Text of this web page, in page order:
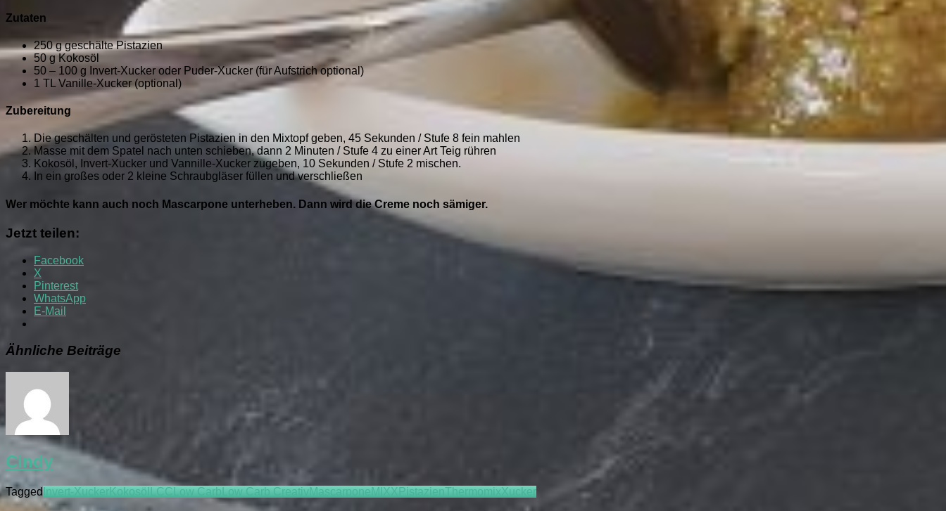
Zutaten
250 g geschälte Pistazien
50 g Kokosöl
50 – 100 g Invert-Xucker oder Puder-Xucker (für Aufstrich optional)
1 TL Vanille-Xucker (optional)
Zubereitung
Die geschälten und gerösteten Pistazien in den Mixtopf geben, 45 Sekunden / Stufe 8 fein mahlen
Masse mit dem Spatel nach unten schieben, dann 2 Minuten / Stufe 4 zu einer Art Teig rühren
Kokosöl, Invert-Xucker und Vannille-Xucker zugeben, 10 Sekunden / Stufe 2 mischen.
In ein großes oder 2 kleine Schraubgläser füllen und verschließen
Wer möchte kann auch noch Mascarpone unterheben. Dann wird die Creme noch sämiger.
Jetzt teilen:
Facebook
X
Pinterest
WhatsApp
E-Mail
Ähnliche Beiträge
Cindy
TaggedInvert-XuckerKokosölLCCLow CarbLow Carb CreativMascarponeMIXXPistazienThermomixXucker